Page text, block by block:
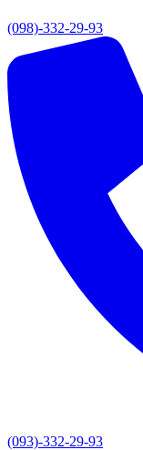
(098)-332-29-93
(093)-332-29-93